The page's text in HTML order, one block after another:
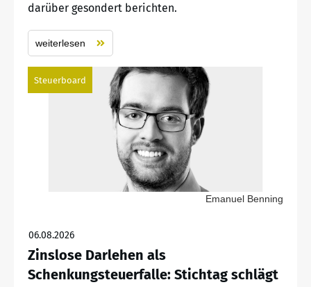
darüber gesondert berichten.
weiterlesen
Steuerboard
Emanuel Benning
06.08.2026
Zinslose Darlehen als
Schenkungsteuerfalle: Stichtag schlägt